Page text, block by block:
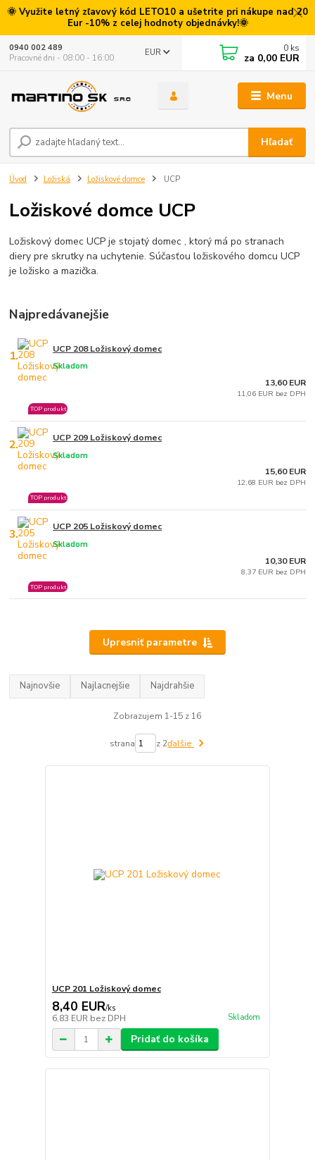
🌞 Využite letný zľavový kód LETO10 a ušetrite pri nákupe nad 20
Eur -10% z celej hodnoty objednávky!🌞
Menu
EUR
Hľadať
0940 002 489
Pracovné dni - 08:00 - 16:00
0 ks
za 0,00 EUR
Úvod Ložiská Ložiskové domce UCP
Ložiskové domce UCP
Ložiskový domec UCP je stojatý domec , ktorý má po stranach
diery pre skrutky na uchytenie. Súčasťou ložiskového domcu UCP
je ložisko a mazička.
Najpredávanejšie
1. UCP 208 Ložiskový domec
Skladom
TOP produkt
13,60 EUR
11,06 EUR bez DPH
2. UCP 209 Ložiskový domec
Skladom
TOP produkt
15,60 EUR
12,68 EUR bez DPH
3. UCP 205 Ložiskový domec
Skladom
TOP produkt
10,30 EUR
8,37 EUR bez DPH
Upresniť parametre
Najnovšie Najlacnejšie Najdrahšie
Zobrazujem 1-15 z 16
strana z 2ďalšie
UCP 201 Ložiskový domec
8,40 EUR/ks
6,83 EUR bez DPH Skladom
Pridať do košíka